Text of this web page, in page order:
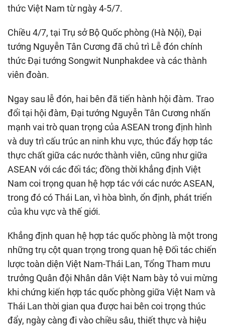
thức Việt Nam từ ngày 4-5/7.
Chiều 4/7, tại Trụ sở Bộ Quốc phòng (Hà Nội), Đại
tướng Nguyễn Tân Cương đã chủ trì Lễ đón chính
thức Đại tướng Songwit Nunphakdee và các thành
viên đoàn.
Ngay sau lễ đón, hai bên đã tiến hành hội đàm. Trao
đổi tại hội đàm, Đại tướng Nguyễn Tân Cương nhấn
mạnh vai trò quan trọng của ASEAN trong định hình
và duy trì cấu trúc an ninh khu vực, thúc đẩy hợp tác
thực chất giữa các nước thành viên, cũng như giữa
ASEAN với các đối tác; đồng thời khẳng định Việt
Nam coi trọng quan hệ hợp tác với các nước ASEAN,
trong đó có Thái Lan, vì hòa bình, ổn định, phát triển
của khu vực và thế giới.
Khẳng định quan hệ hợp tác quốc phòng là một trong
những trụ cột quan trọng trong quan hệ Đối tác chiến
lược toàn diện Việt Nam-Thái Lan, Tổng Tham mưu
trưởng Quân đội Nhân dân Việt Nam bày tỏ vui mừng
khi chứng kiến hợp tác quốc phòng giữa Việt Nam và
Thái Lan thời gian qua được hai bên coi trọng thúc
đẩy, ngày càng đi vào chiều sâu, thiết thực và hiệu